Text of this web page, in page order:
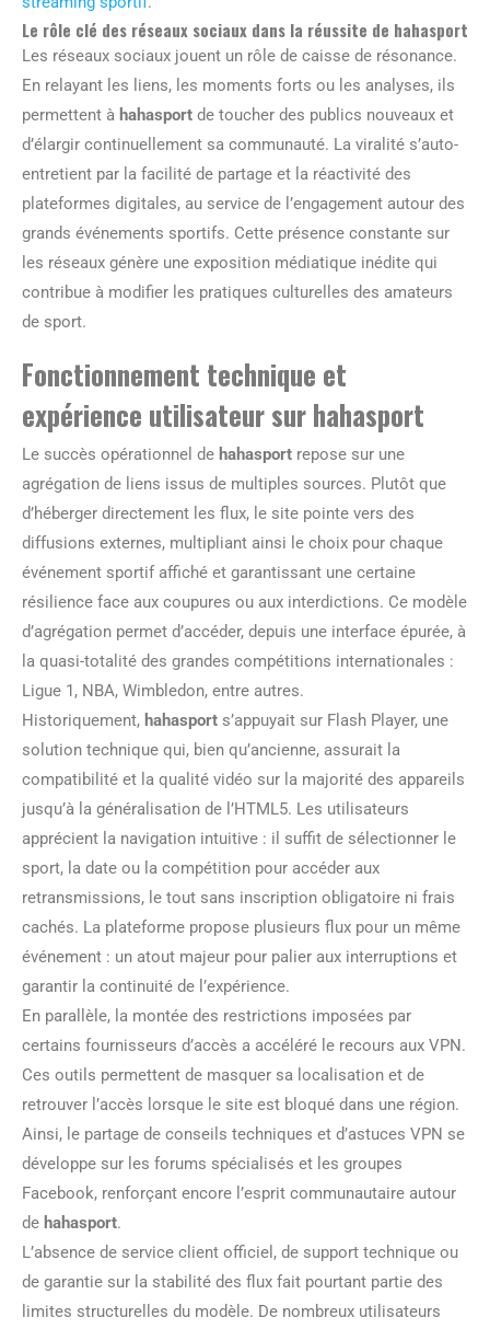
Le rôle clé des réseaux sociaux dans la réussite de hahasport
Les réseaux sociaux jouent un rôle de caisse de résonance.
En relayant les liens, les moments forts ou les analyses, ils
permettent à hahasport de toucher des publics nouveaux et
d’élargir continuellement sa communauté. La viralité s’auto-
entretient par la facilité de partage et la réactivité des
plateformes digitales, au service de l’engagement autour des
grands événements sportifs. Cette présence constante sur
les réseaux génère une exposition médiatique inédite qui
contribue à modifier les pratiques culturelles des amateurs
de sport.
Fonctionnement technique et
expérience utilisateur sur hahasport
Le succès opérationnel de hahasport repose sur une
agrégation de liens issus de multiples sources. Plutôt que
d’héberger directement les flux, le site pointe vers des
diffusions externes, multipliant ainsi le choix pour chaque
événement sportif affiché et garantissant une certaine
résilience face aux coupures ou aux interdictions. Ce modèle
d’agrégation permet d’accéder, depuis une interface épurée, à
la quasi-totalité des grandes compétitions internationales :
Ligue 1, NBA, Wimbledon, entre autres.
Historiquement, hahasport s’appuyait sur Flash Player, une
solution technique qui, bien qu’ancienne, assurait la
compatibilité et la qualité vidéo sur la majorité des appareils
jusqu’à la généralisation de l’HTML5. Les utilisateurs
apprécient la navigation intuitive : il suffit de sélectionner le
sport, la date ou la compétition pour accéder aux
retransmissions, le tout sans inscription obligatoire ni frais
cachés. La plateforme propose plusieurs flux pour un même
événement : un atout majeur pour palier aux interruptions et
garantir la continuité de l’expérience.
En parallèle, la montée des restrictions imposées par
certains fournisseurs d’accès a accéléré le recours aux VPN.
Ces outils permettent de masquer sa localisation et de
retrouver l’accès lorsque le site est bloqué dans une région.
Ainsi, le partage de conseils techniques et d’astuces VPN se
développe sur les forums spécialisés et les groupes
Facebook, renforçant encore l’esprit communautaire autour
de hahasport.
L’absence de service client officiel, de support technique ou
de garantie sur la stabilité des flux fait pourtant partie des
limites structurelles du modèle. De nombreux utilisateurs